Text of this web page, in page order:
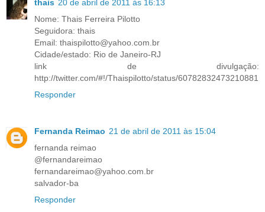
thais 20 de abril de 2011 às 16:13
Nome: Thais Ferreira Pilotto
Seguidora: thais
Email: thaispilotto@yahoo.com.br
Cidade/estado: Rio de Janeiro-RJ
link de divulgação:
http://twitter.com/#!/Thaispilotto/status/60782832473210881
Responder
Fernanda Reimao 21 de abril de 2011 às 15:04
fernanda reimao
@fernandareimao
fernandareimao@yahoo.com.br
salvador-ba
Responder